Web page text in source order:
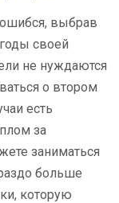
выбрав
своей
не нуждаются
о втором
есть
за
заниматься
больше
которую